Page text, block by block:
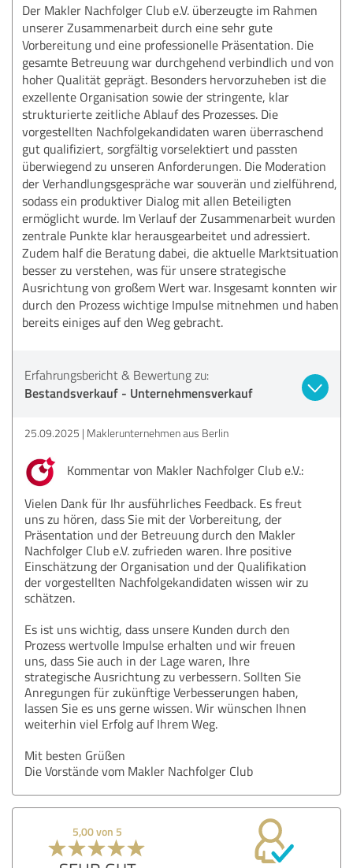
Der Makler Nachfolger Club e.V. überzeugte im Rahmen
unserer Zusammenarbeit durch eine sehr gute
Vorbereitung und eine professionelle Präsentation. Die
gesamte Betreuung war durchgehend verbindlich und von
hoher Qualität geprägt. Besonders hervorzuheben ist die
exzellente Organisation sowie der stringente, klar
strukturierte zeitliche Ablauf des Prozesses. Die
vorgestellten Nachfolgekandidaten waren überraschend
gut qualifiziert, sorgfältig vorselektiert und passten
überwiegend zu unseren Anforderungen. Die Moderation
der Verhandlungsgespräche war souverän und zielführend,
sodass ein produktiver Dialog mit allen Beteiligten
ermöglicht wurde. Im Verlauf der Zusammenarbeit wurden
zentrale Punkte klar herausgearbeitet und adressiert.
Zudem half die Beratung dabei, die aktuelle Marktsituation
besser zu verstehen, was für unsere strategische
Ausrichtung von großem Wert war. Insgesamt konnten wir
durch den Prozess wichtige Impulse mitnehmen und haben
bereits einiges auf den Weg gebracht.
Erfahrungsbericht & Bewertung zu:
Bestandsverkauf - Unternehmensverkauf
25.09.2025 Maklerunternehmen aus Berlin
Kommentar von Makler Nachfolger Club e.V.:
Vielen Dank für Ihr ausführliches Feedback. Es freut
uns zu hören, dass Sie mit der Vorbereitung, der
Präsentation und der Betreuung durch den Makler
Nachfolger Club e.V. zufrieden waren. Ihre positive
Einschätzung der Organisation und der Qualifikation
der vorgestellten Nachfolgekandidaten wissen wir zu
schätzen.
Es ist uns wichtig, dass unsere Kunden durch den
Prozess wertvolle Impulse erhalten und wir freuen
uns, dass Sie auch in der Lage waren, Ihre
strategische Ausrichtung zu verbessern. Sollten Sie
Anregungen für zukünftige Verbesserungen haben,
lassen Sie es uns gerne wissen. Wir wünschen Ihnen
weiterhin viel Erfolg auf Ihrem Weg.
Mit besten Grüßen
Die Vorstände vom Makler Nachfolger Club
5,00 von 5